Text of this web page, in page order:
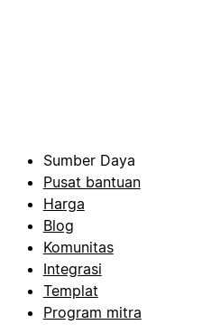
Sumber Daya
Pusat bantuan
Harga
Blog
Komunitas
Integrasi
Templat
Program mitra